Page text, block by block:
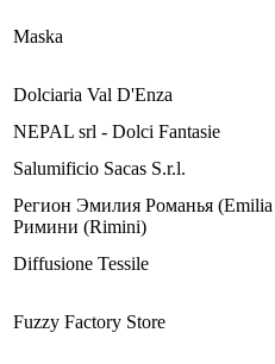
Maska
Dolciaria Val D'Enza
NEPAL srl - Dolci Fantasie
Salumificio Sacas S.r.l.
Регион Эмилия Романья
Римини (Rimini)
Diffusione Tessile
Fuzzy Factory Store